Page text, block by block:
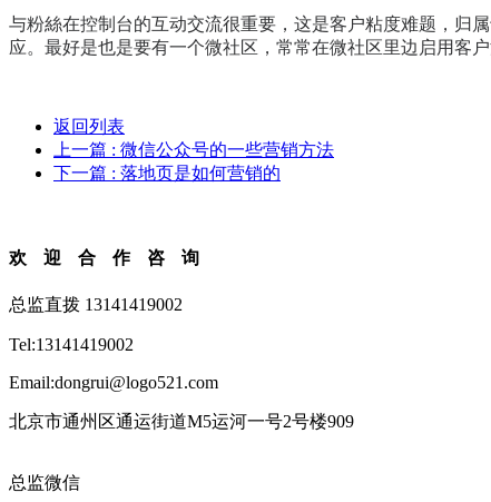
与粉絲在控制台的互动交流很重要，这是客户粘度难题，归
应。最好是也是要有一个微社区，常常在微社区里边启用客户
返回列表
上一篇 : 微信公众号的一些营销方法
下一篇 : 落地页是如何营销的
欢迎合作咨询
总监直拨 13141419002
Tel:13141419002
Email:dongrui@logo521.com
北京市通州区通运街道M5运河一号2号楼909
总监微信